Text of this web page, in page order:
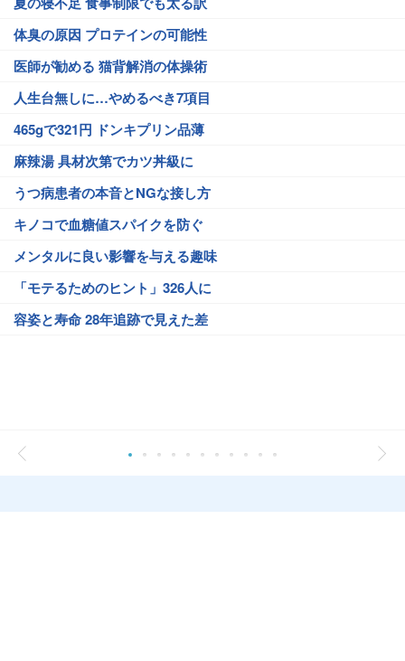
体臭の原因 プロテインの可能性
医師が勧める 猫背解消の体操術
人生台無しに…やめるべき7項目
465gで321円 ドンキプリン品薄
麻辣湯 具材次第でカツ丼級に
うつ病患者の本音とNGな接し方
キノコで血糖値スパイクを防ぐ
メンタルに良い影響を与える趣味
「モテるためのヒント」326人に
容姿と寿命 28年追跡で見えた差